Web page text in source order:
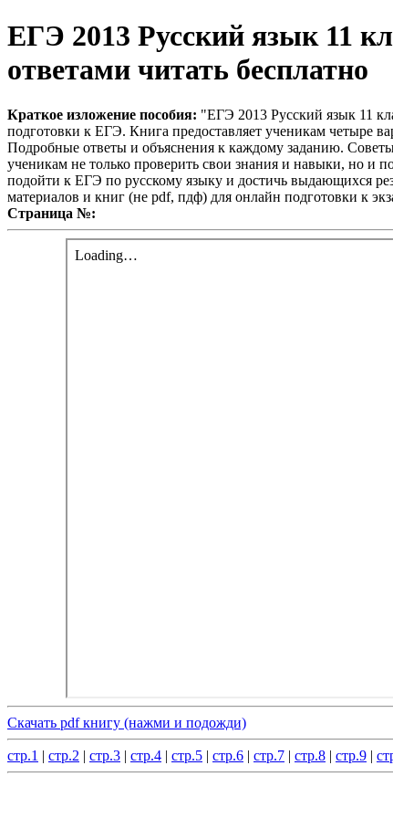
ЕГЭ 2013 Русский язык 11
ответами читать бесплатно
Краткое изложение пособия: "ЕГЭ 2013 Русский язык 11
подготовки к ЕГЭ. Книга предоставляет ученикам четыре
Подробные ответы и объяснения к каждому заданию.
ученикам не только проверить свои знания и навыки, но и
подойти к ЕГЭ по русскому языку и достичь выдающихся
материалов и книг (не pdf, пдф) для онлайн подготовки к
Страница №:
Скачать pdf книгу (нажми и подожди)
стр.1 | стр.2 | стр.3 | стр.4 | стр.5 | стр.6 | стр.7 | стр.8 | стр.9 |